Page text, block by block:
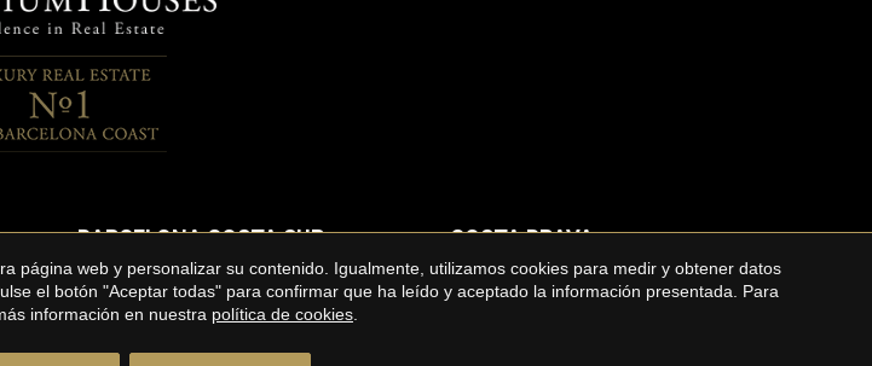
BARCELONA COSTA SUR
Pisos en alquiler en Sitges
Áticos en alquiler en Sitges
COSTA BRAVA
Casas en alquiler en la Costa Brava
página web y personalizar su contenido. Igualmente, utilizamos cookies para medir y obtener datos
el botón "Aceptar todas" para confirmar que ha leído y aceptado la información presentada. Para
información en nuestra política de cookies